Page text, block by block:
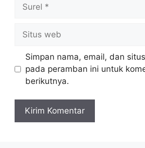
web
Simpan nama, email, dan
pada peramban ini untuk
berikutnya.